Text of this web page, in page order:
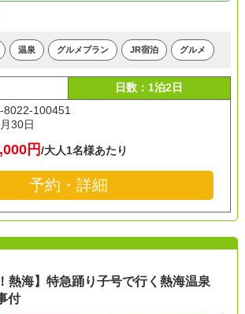
温泉 グルメプラン JR宿泊 グルメ
日数：1泊2日
8022-100451
30日
円/大人1名様あたり
予約・詳細
熱海】特急踊り子号で行く熱海温泉
付